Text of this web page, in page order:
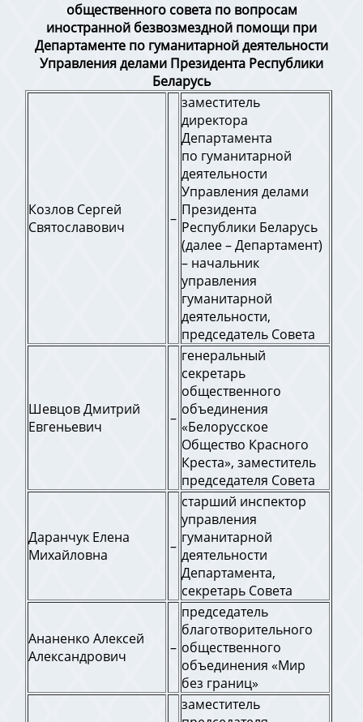
общественного совета по вопросам
иностранной безвозмездной помощи при
Департаменте по гуманитарной деятельности
Управления делами Президента Республики
Беларусь
Козлов Сергей
Святославович
–
заместитель
директора
Департамента
по гуманитарной
деятельности
Управления делами
Президента
Республики Беларусь
(далее – Департамент)
– начальник
управления
гуманитарной
деятельности,
председатель Совета
Шевцов Дмитрий
Евгеньевич
–
генеральный
секретарь
общественного
объединения
«Белорусское
Общество Красного
Креста», заместитель
председателя Совета
Даранчук Елена
Михайловна
–
старший инспектор
управления
гуманитарной
деятельности
Департамента,
секретарь Совета
Ананенко Алексей
Александрович
–
председатель
благотворительного
общественного
объединения «Мир
без границ»
заместитель